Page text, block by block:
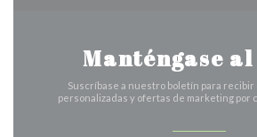
Manténgase
Suscríbase a nuestro boletín para
personalizadas y ofertas de marketing por